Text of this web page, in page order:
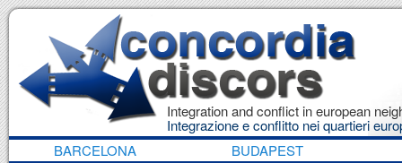
Integration and conflict in european
Integrazione e conflitto nei quartieri
BARCELONA
BUDAPEST